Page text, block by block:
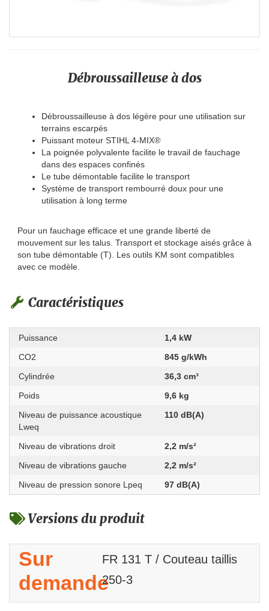
Débroussailleuse à dos
Débroussailleuse à dos légère pour une utilisation sur
terrains escarpés
Puissant moteur STIHL 4-MIX®
La poignée polyvalente facilite le travail de fauchage
dans des espaces confinés
Le tube démontable facilite le transport
Système de transport rembourré doux pour une
utilisation à long terme
Pour un fauchage efficace et une grande liberté de
mouvement sur les talus. Transport et stockage aisés grâce à
son tube démontable (T). Les outils KM sont compatibles
avec ce modèle.
Caractéristiques
Puissance
1,4 kW
CO2
845 g/kWh
Cylindrée
36,3 cm³
Poids
9,6 kg
Niveau de puissance acoustique
Lweq
110 dB(A)
Niveau de vibrations droit
2,2 m/s²
Niveau de vibrations gauche
2,2 m/s²
Niveau de pression sonore Lpeq
97 dB(A)
Versions du produit
Sur
demande
FR 131 T / Couteau taillis
250-3